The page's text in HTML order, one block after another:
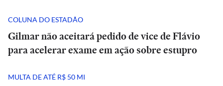
COLUNA DO ESTADÃO
Gilmar não aceitará pedido de vice de Flávio
para acelerar exame em ação sobre estupro
MULTA DE ATÉ R$ 50 MI